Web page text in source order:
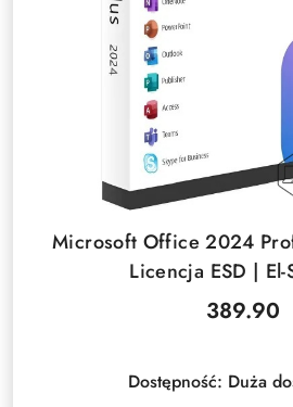
Microsoft Office 2024
Licencja ESD |
Cena:
389.90
Dostępność: Duża